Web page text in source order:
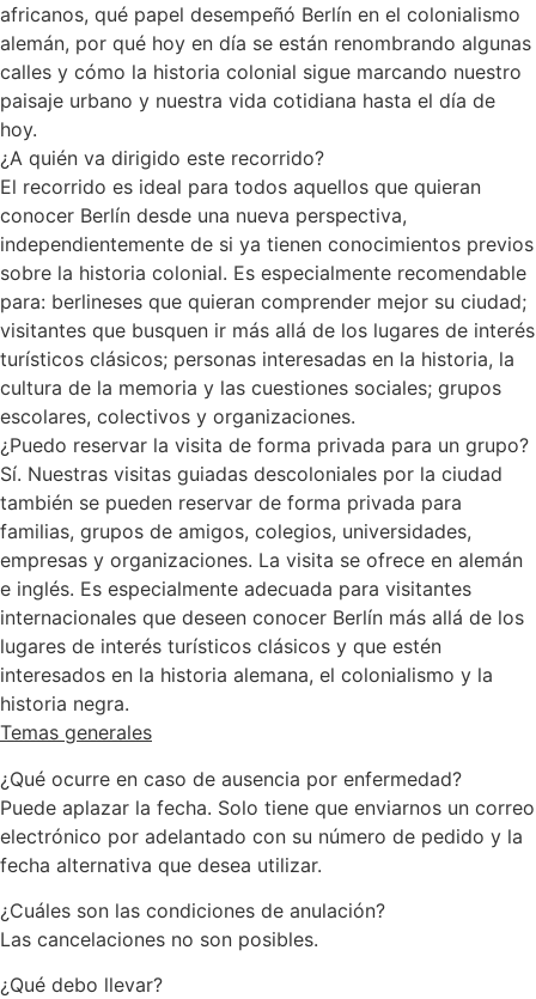
africanos, qué papel desempeñó Berlín en el colonialismo
alemán, por qué hoy en día se están renombrando algunas
calles y cómo la historia colonial sigue marcando nuestro
paisaje urbano y nuestra vida cotidiana hasta el día de
hoy.
¿A quién va dirigido este recorrido?
El recorrido es ideal para todos aquellos que quieran
conocer Berlín desde una nueva perspectiva,
independientemente de si ya tienen conocimientos previos
sobre la historia colonial. Es especialmente recomendable
para: berlineses que quieran comprender mejor su ciudad;
visitantes que busquen ir más allá de los lugares de interés
turísticos clásicos; personas interesadas en la historia, la
cultura de la memoria y las cuestiones sociales; grupos
escolares, colectivos y organizaciones.
¿Puedo reservar la visita de forma privada para un grupo?
Sí. Nuestras visitas guiadas descoloniales por la ciudad
también se pueden reservar de forma privada para
familias, grupos de amigos, colegios, universidades,
empresas y organizaciones. La visita se ofrece en alemán
e inglés. Es especialmente adecuada para visitantes
internacionales que deseen conocer Berlín más allá de los
lugares de interés turísticos clásicos y que estén
interesados en la historia alemana, el colonialismo y la
historia negra.
Temas generales
¿Qué ocurre en caso de ausencia por enfermedad?
Puede aplazar la fecha. Solo tiene que enviarnos un correo
electrónico por adelantado con su número de pedido y la
fecha alternativa que desea utilizar.
¿Cuáles son las condiciones de anulación?
Las cancelaciones no son posibles.
¿Qué debo llevar?